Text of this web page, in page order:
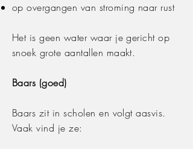
op overgangen van stroming naar rust
Het is geen water waar je gericht op
snoek grote aantallen maakt.
Baars (goed)
Baars zit in scholen en volgt aasvis.
Vaak vind je ze: